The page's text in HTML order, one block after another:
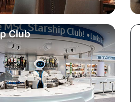
Club